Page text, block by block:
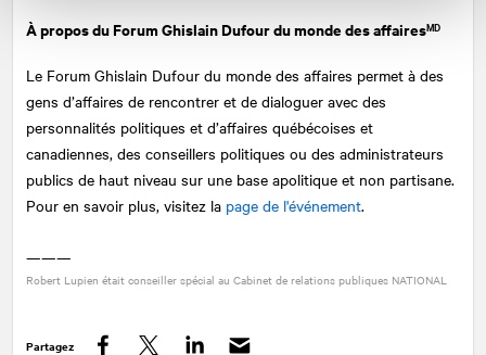
À propos du Forum Ghislain Dufour du monde des affairesMD
Le Forum Ghislain Dufour du monde des affaires permet à des
gens d’affaires de rencontrer et de dialoguer avec des
personnalités politiques et d’affaires québécoises et
canadiennes, des conseillers politiques ou des administrateurs
publics de haut niveau sur une base apolitique et non partisane.
Pour en savoir plus, visitez la page de l'événement.
———
Robert Lupien était conseiller spécial au Cabinet de relations publiques NATIONAL
Partagez